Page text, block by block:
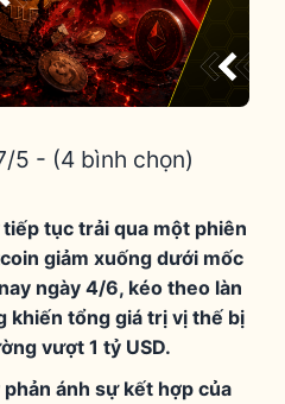
5 - (4 bình chọn)
tục trải qua một phiên
giảm xuống dưới mốc
ngày 4/6, kéo theo làn
khiến tổng giá trị vị thế bị
vượt 1 tỷ USD.
ánh sự kết hợp của